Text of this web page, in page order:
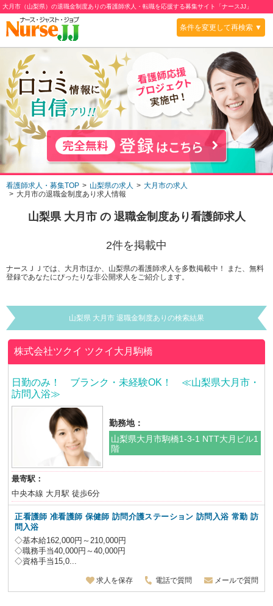
大月市（山梨県）の退職金制度ありの看護師求人・転職を応援する募集サイト「ナースJJ」
条件を変更して再検索 ▼
看護師求人・募集TOP 山梨県の求人
大月市の求人
大月市の退職金制度あり求人情報
山梨県 大月市の 退職金制度あり看護師求人
2件を掲載中
ナースＪＪでは、大月市ほか、山梨県の看護師求人を多数掲載中！ また、無料
登録であなたにぴったりな非公開求人をご紹介します。
山梨県 大月市 退職金制度ありの検索結果
株式会社ツクイ ツクイ大月駒橋
日勤のみ！ ブランク・未経験OK！ ≪山梨県大月市・
訪問入浴≫
勤務地：
山梨県大月市駒橋1-3-1 NTT大月ビル1
階
最寄駅：
中央本線 大月駅 徒歩6分
正看護師 准看護師 保健師 訪問介護ステーション 訪問入浴 常勤 訪
問入浴
◇基本給162,000円～210,000円
◇職務手当40,000円～40,000円
◇資格手当15,0...
求人を保存 電話で質問 メールで質問